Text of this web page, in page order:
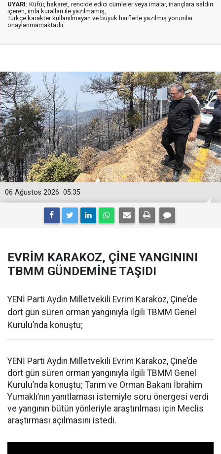
UYARI: Küfür, hakaret, rencide edici cümleler veya imalar, inançlara saldırı
içeren, imla kuralları ile yazılmamış,
Türkçe karakter kullanılmayan ve büyük harflerle yazılmış yorumlar
onaylanmamaktadır.
05:35
06 Ağustos 2026
EVRİM KARAKOZ, ÇİNE YANGININI
TBMM GÜNDEMİNE TAŞIDI
YENİ Parti Aydın Milletvekili Evrim Karakoz, Çine’de
dört gün süren orman yangınıyla ilgili TBMM Genel
Kurulu’nda konuştu;
YENİ Parti Aydın Milletvekili Evrim Karakoz, Çine’de
dört gün süren orman yangınıyla ilgili TBMM Genel
Kurulu’nda konuştu; Tarım ve Orman Bakanı İbrahim
Yumaklı’nın yanıtlaması istemiyle soru önergesi verdi
ve yangının bütün yönleriyle araştırılması için Meclis
araştırması açılmasını istedi.